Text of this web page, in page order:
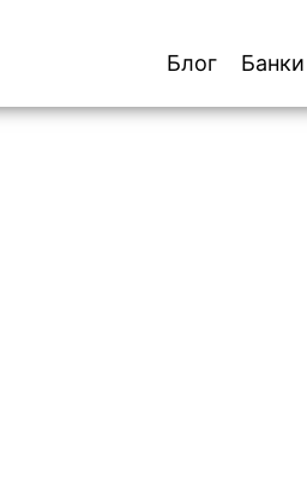
Банки
Блог